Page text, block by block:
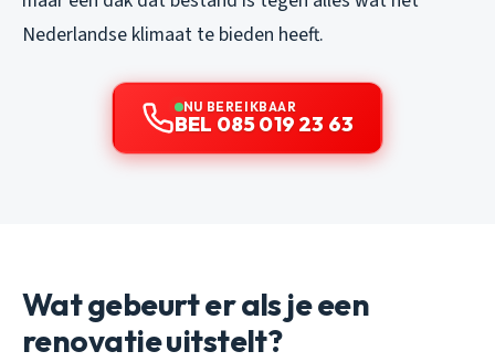
Nederlandse klimaat te bieden heeft.
NU BEREIKBAAR
BEL 085 019 23 63
Wat gebeurt er als je een
renovatie uitstelt?